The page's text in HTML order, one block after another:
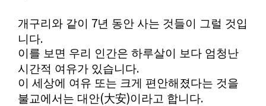
개구리와 같이 7년 동안 사는 것들이 그럴 것입
니다.
이를 보면 우리 인간은 하루살이 보다 엄청난
시간적 여유가 있습니다.
이 세상에 여유 또는 크게 편안해졌다는 것을
불교에서는 대안(大安)이라고 합니다.